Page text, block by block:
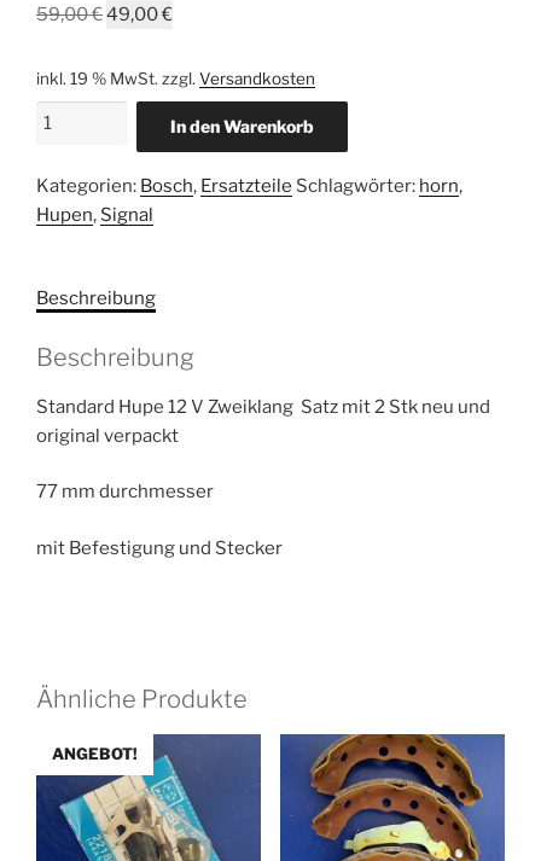
59,00€Ursprünglicher
war:
59,00 €
49,00€
ist:
49,00 €.
inkl. 19 % MwSt. zzgl. Versandkosten
Bosch
9320332802
Horn
Signalhorn
In den Warenkorb
Kategorien: Bosch, Ersatzteile Schlagwörter: horn,
Hupen, Signal
Beschreibung
Beschreibung
Standard Hupe 12 V Zweiklang Satz mit 2 Stk neu und
original verpackt
77 mm durchmesser
mit Befestigung und Stecker
Ähnliche Produkte
ANGEBOT!